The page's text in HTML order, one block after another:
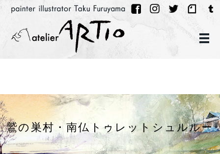
メ
鷲の巣村・南仏トゥレットシュルルー